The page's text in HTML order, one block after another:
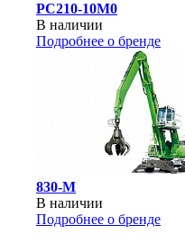
PC210-10M0
В наличии
Подробнее о бренде
830-М
В наличии
Подробнее о бренде